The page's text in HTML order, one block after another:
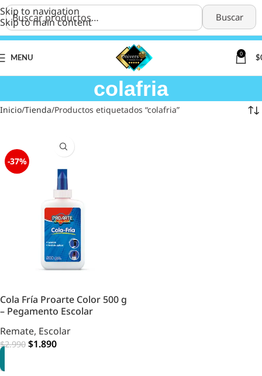
Buscar
Skip to navigation
Skip to main content
MENU
0
$
colafria
Inicio Tienda Productos etiquetados “colafria”
-37%
Cola Fría Proarte Color 500 g
– Pegamento Escolar
Remate, Escolar
$2.990 $1.890